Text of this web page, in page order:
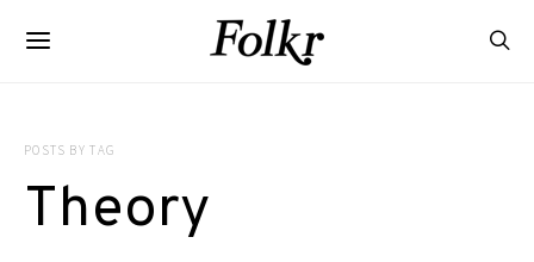
POSTS BY TAG
Theory